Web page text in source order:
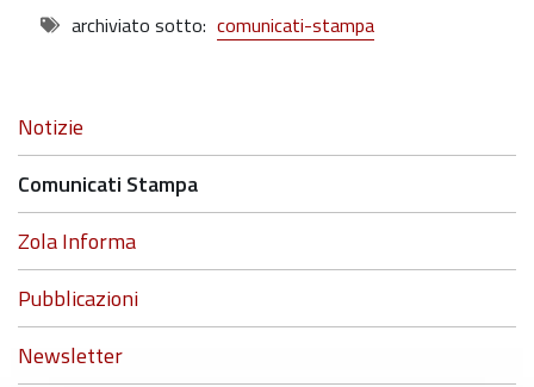
archiviato sotto: comunicati-stampa
Navigazione
Notizie
Comunicati Stampa
Zola Informa
Pubblicazioni
Newsletter